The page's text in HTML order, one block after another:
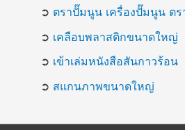
➲ ตราปั๊มนูน เครื่องปั๊มนูน ต
➲ เคลือบพลาสติกขนาดใหญ่
➲ เข้าเล่มหนังสือสันกาวร้อน
➲ สแกนภาพขนาดใหญ่